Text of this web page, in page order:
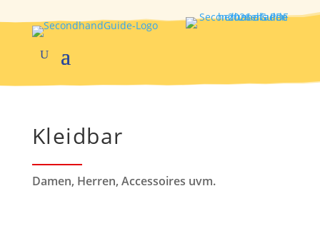
Kleidbar
Damen, Herren, Accessoires uvm.